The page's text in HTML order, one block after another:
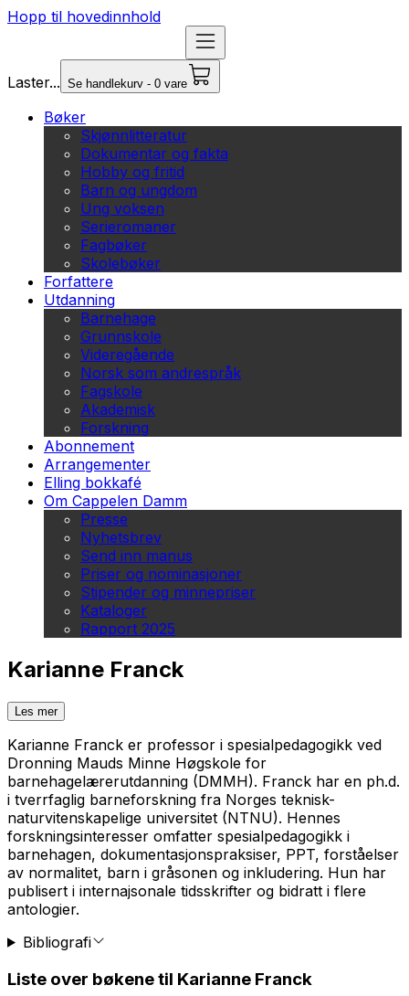
Hopp til hovedinnhold
Laster... Se handlekurv - 0 vare
Bøker
Skjønnlitteratur
Dokumentar og fakta
Hobby og fritid
Barn og ungdom
Ung voksen
Serieromaner
Fagbøker
Skolebøker
Forfattere
Utdanning
Barnehage
Grunnskole
Videregående
Norsk som andrespråk
Fagskole
Akademisk
Forskning
Abonnement
Arrangementer
Elling bokkafé
Om Cappelen Damm
Presse
Nyhetsbrev
Send inn manus
Priser og nominasjoner
Stipender og minnepriser
Kataloger
Rapport 2025
Karianne Franck
Les mer
Karianne Franck er professor i spesialpedagogikk ved
Dronning Mauds Minne Høgskole for
barnehagelærerutdanning (DMMH). Franck har en ph.d.
i tverrfaglig barneforskning fra Norges teknisk-
naturvitenskapelige universitet (NTNU). Hennes
forskningsinteresser omfatter spesialpedagogikk i
barnehagen, dokumentasjonspraksiser, PPT, forståelser
av normalitet, barn i gråsonen og inkludering. Hun har
publisert i internajsonale tidsskrifter og bidratt i flere
antologier.
Bibliografi
Liste over bøkene til Karianne Franck